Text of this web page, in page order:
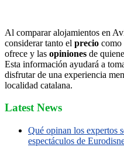
Al comparar alojamientos en
considerar tanto el precio como
ofrece y las opiniones de
Esta información ayudará a
disfrutar de una experiencia
localidad catalana.
Latest News
Qué opinan los expertos
espectáculos de